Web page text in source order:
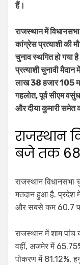
हैं।
राजस्‍थान में
कांग्रेस प्रत्‍याशी की
चुनाव स्‍थगित हो गया
प्रत्याशी चुनावी
लाख 38 हजार 105
गहलोत, पूर्व सीएम
और दीया कुमारी समेत
राजस्‍थान
बजे तक
राजस्‍थान
मतदान हुआ है. प्रदेश
और सबसे कम 60.7
राजस्थान में शाम
वहीं, अजमेर में
पोकरण में 81.12%,